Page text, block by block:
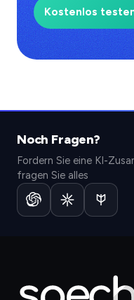
Kostenlos
Noch Fragen?
Fordern Sie eine KI-
fragen Sie alles